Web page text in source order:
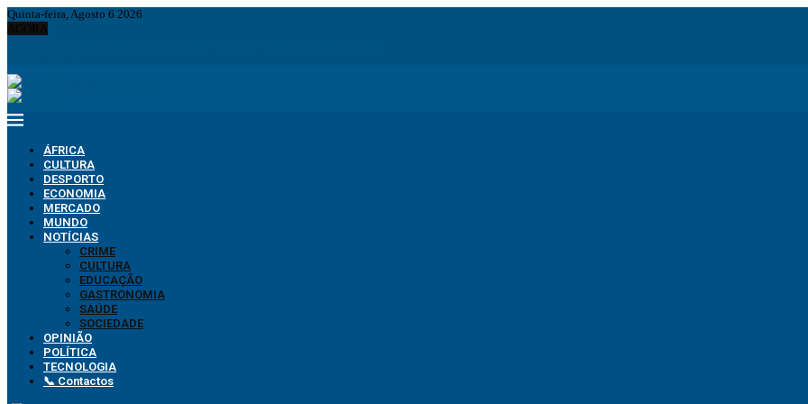
Quinta-feira, Agosto 6 2026
ÁFRICA
CULTURA
DESPORTO
ECONOMIA
MERCADO
MUNDO
NOTÍCIAS
CRIME
CULTURA
EDUCAÇÃO
GASTRONOMIA
SAÚDE
SOCIEDADE
OPINIÃO
POLÍTICA
TECNOLOGIA
📞 Contactos